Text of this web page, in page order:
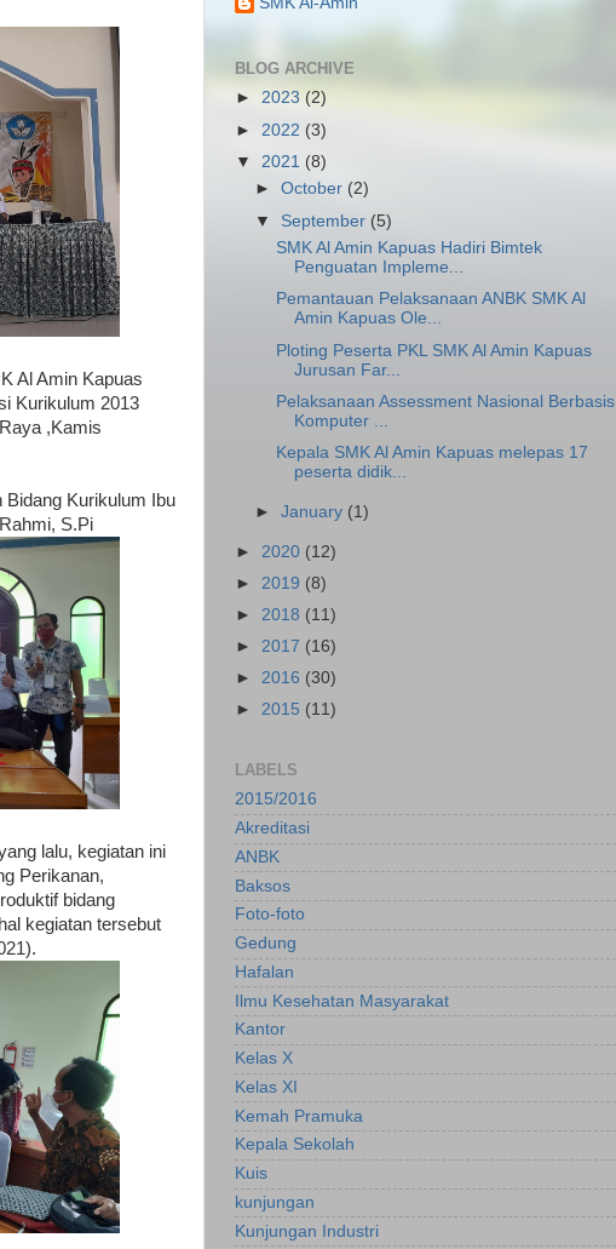
Al Amin Kapuas
Kurikulum 2013
,Kamis
Bidang Kurikulum Ibu
S.Pi
lalu, kegiatan ini
Perikanan,
bidang
kegiatan tersebut
BLOG ARCHIVE
► 2023 (2)
► 2022 (3)
▼ 2021 (8)
►October (2)
▼ September (5)
SMK Al Amin Kapuas Hadiri Bimtek
Penguatan Impleme...
Pemantauan Pelaksanaan ANBK SMK Al
Amin Kapuas Ole...
Ploting Peserta PKL SMK Al Amin Kapuas
Jurusan Far...
Pelaksanaan Assessment Nasional Berbasis
Komputer ...
Kepala SMK Al Amin Kapuas melepas 17
peserta didik...
►January (1)
► 2020 (12)
► 2019 (8)
► 2018 (11)
► 2017 (16)
► 2016 (30)
► 2015 (11)
LABELS
2015/2016
Akreditasi
ANBK
Baksos
Foto-foto
Gedung
Hafalan
Ilmu Kesehatan Masyarakat
Kantor
Kelas X
Kelas XI
Kemah Pramuka
Kepala Sekolah
Kuis
kunjungan
Kunjungan Industri